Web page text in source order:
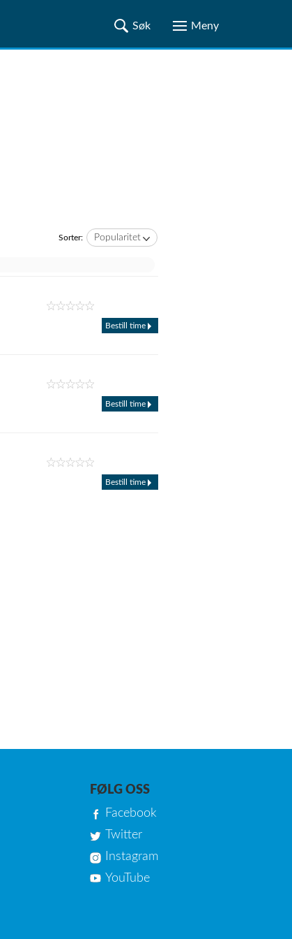
Sorter: Popularitet
Bestill time
Bestill time
Bestill time
FØLG OSS
Facebook
Twitter
Instagram
YouTube